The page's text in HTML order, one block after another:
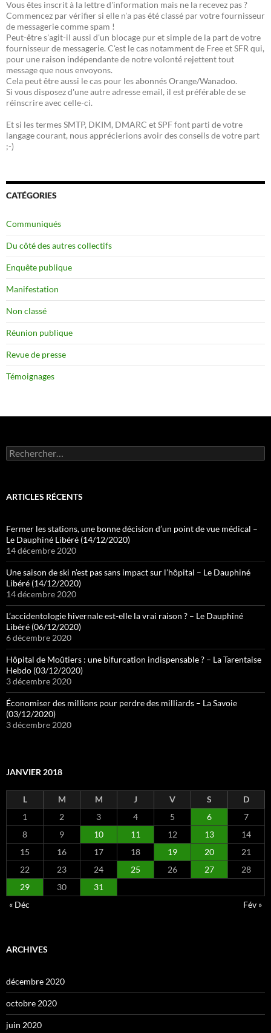
Vous êtes inscrit à la lettre d'information mais ne la recevez pas ?
Commencez par vérifier si elle n'a pas été classé par votre fournisseur
de messagerie comme spam !
Peut-être s'agit-il aussi d'un blocage pur et simple de la part de votre
fournisseur de messagerie. C'est le cas notamment de Free et SFR qui,
pour une raison indépendante de notre volonté rejettent tout
message que nous envoyons.
Cela peut être aussi le cas pour les abonnés Orange/Wanadoo.
Si vous disposez d'une autre adresse email, il est préférable de se
réinscrire avec celle-ci.
Et si les termes SMTP, DKIM, DMARC et SPF font parti de votre
langage courant, nous apprécierions avoir des conseils de votre part
;-)
CATÉGORIES
Communiqués
Du côté des autres collectifs
Enquête publique
Manifestation
Non classé
Réunion publique
Revue de presse
Témoignages
Rechercher :
ARTICLES RÉCENTS
Fermer les stations, une bonne décision d’un point de vue médical –
Le Dauphiné Libéré (14/12/2020)
14 décembre 2020
Une saison de ski n’est pas sans impact sur l’hôpital – Le Dauphiné
Libéré (14/12/2020)
14 décembre 2020
L’accidentologie hivernale est-elle la vrai raison ? – Le Dauphiné
Libéré (06/12/2020)
6 décembre 2020
Hôpital de Moûtiers : une bifurcation indispensable ? – La Tarentaise
Hebdo (03/12/2020)
3 décembre 2020
Économiser des millions pour perdre des milliards – La Savoie
(03/12/2020)
3 décembre 2020
JANVIER 2018
L M M J V S
D
1
2 3 4 5 6
7
8
9 10 11 12 13
14
15
16 17 18 19 20
21
22
23 24 25 26 27
28
29
30
31
« Déc
Fév »
ARCHIVES
décembre 2020
octobre 2020
juin 2020